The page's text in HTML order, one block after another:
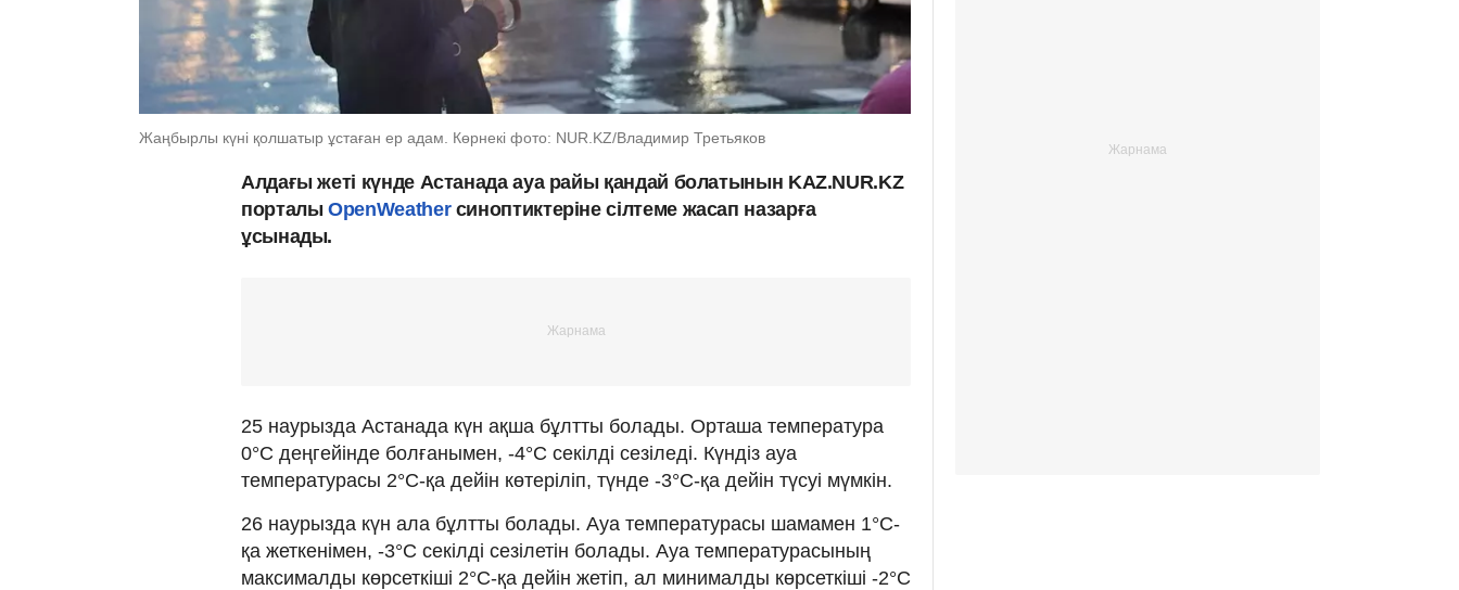
Жаңбырлы күні қолшатыр ұстаған ер адам. Көрнекі фото: NUR.KZ/Владимир Третьяков
Алдағы жеті күнде Астанада ауа райы қандай болатынын KAZ.NUR.KZ
порталыOpenWeatherсиноптиктеріне сілтеме жасап назарға
ұсынады.
25 наурызда Астанада күн ақша бұлтты болады. Орташа температура
0°C деңгейінде болғанымен, -4°C секілді сезіледі. Күндіз ауа
температурасы 2°C-қа дейін көтеріліп, түнде -3°C-қа дейін түсуі мүмкін.
26 наурызда күн ала бұлтты болады. Ауа температурасы шамамен 1°C-
қа жеткенімен, -3°C секілді сезілетін болады. Ауа температурасының
максималды көрсеткіші 2°C-қа дейін жетіп, ал минималды көрсеткіші -2°C